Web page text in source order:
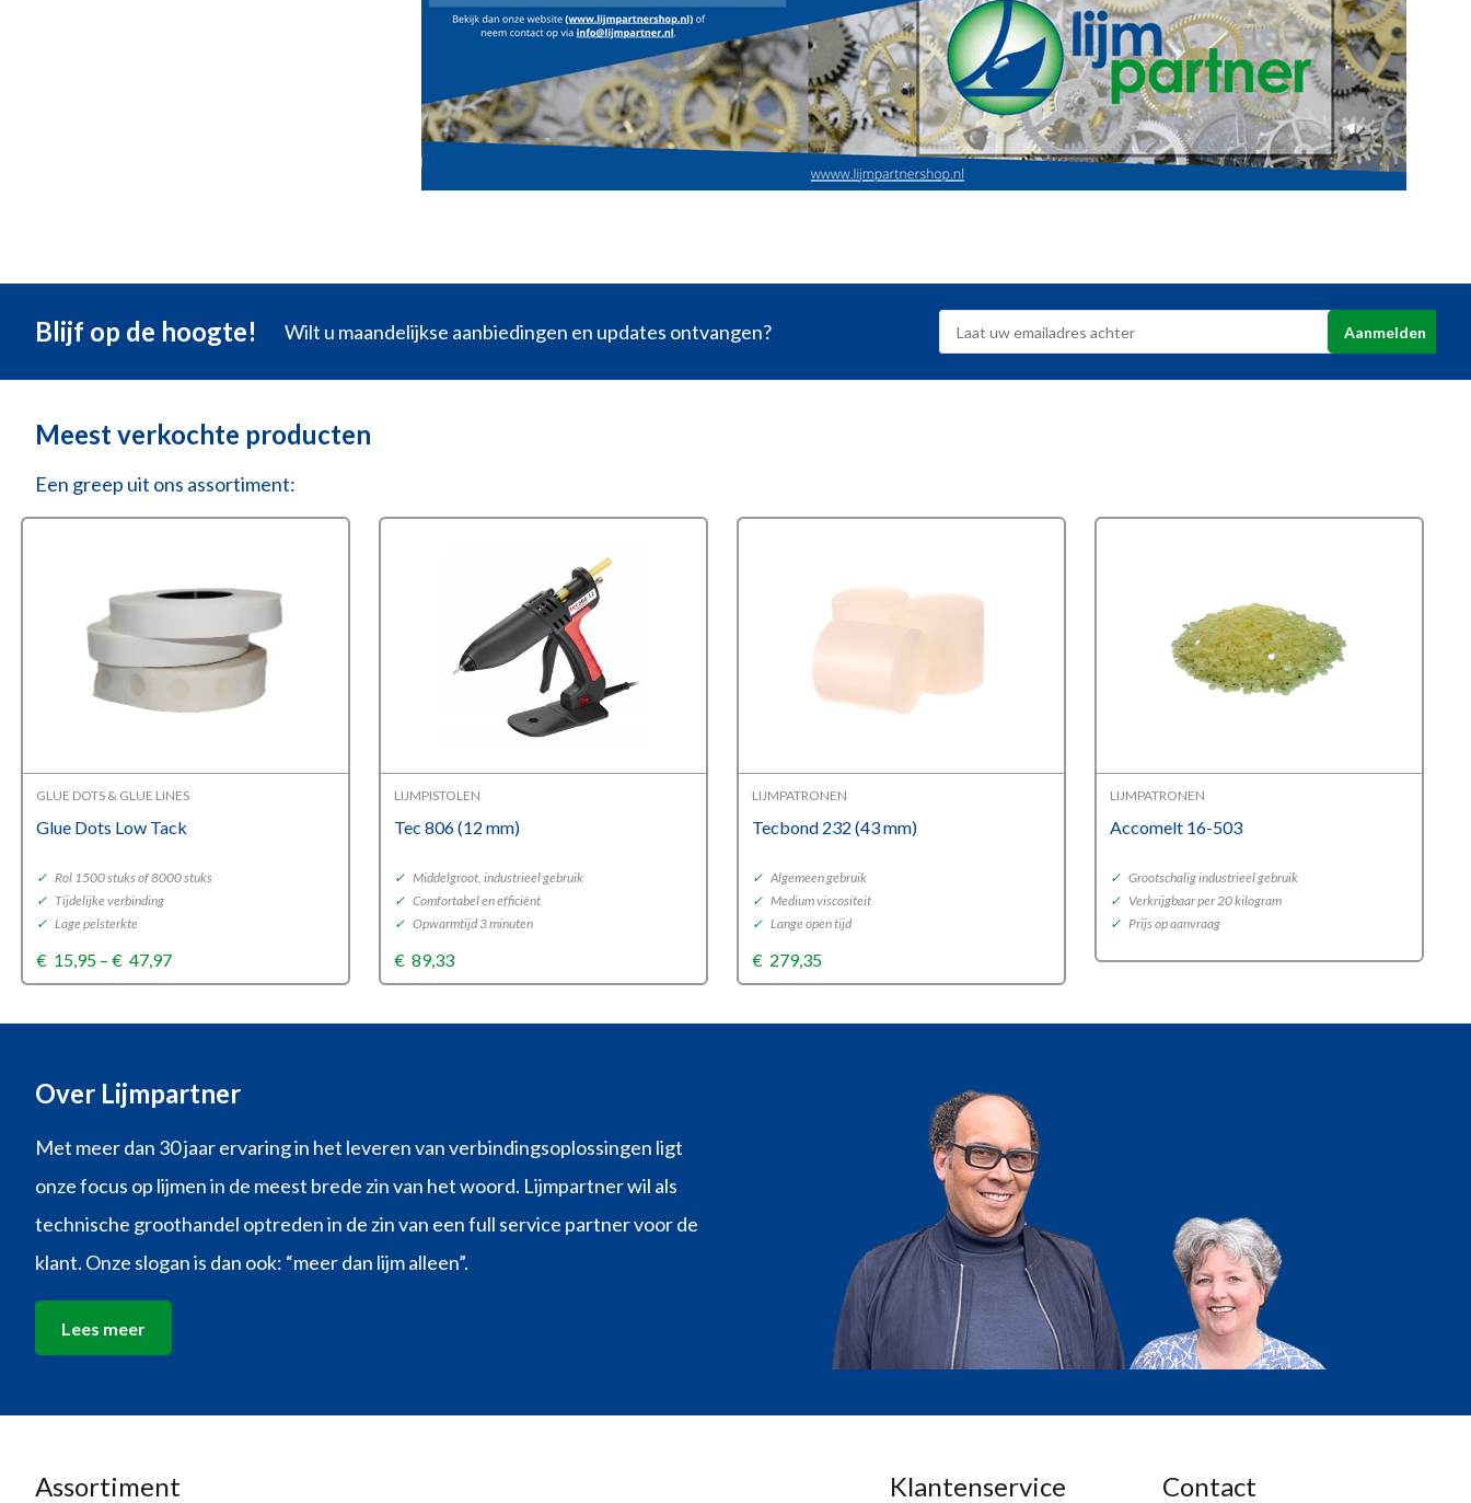
Blijf op de hoogte! Wilt u maandelijkse aanbiedingen en updates ontvangen?
Meest verkochte producten
Een greep uit ons assortiment:
GLUE DOTS & GLUE LINES
Glue Dots Low Tack
✓ Rol 1500 stuks of 8000 stuks
✓ Tijdelijke verbinding
✓ Lage pelsterkte
€ 15,95 – € 47,97Price
range:
through
LIJMPISTOLEN
Tec 806 (12 mm)
✓ Middelgroot, industrieel gebruik
✓ Comfortabel en efficiënt
✓ Opwarmtijd 3 minuten
€ 89,33
LIJMPATRONEN
Tecbond 232 (43 mm)
✓ Algemeen gebruik
✓ Medium viscositeit
✓ Lange open tijd
€ 279,35
LIJMPATRONEN
Accomelt 16-503
✓ Grootschalig industrieel gebruik
✓ Verkrijgbaar per 20 kilogram
✓ Prijs op aanvraag
Over Lijmpartner
Met meer dan 30 jaar ervaring in het leveren van verbindingsoplossingen ligt
onze focus op lijmen in de meest brede zin van het woord. Lijmpartner wil als
technische groothandel optreden in de zin van een full service partner voor de
klant. Onze slogan is dan ook: “meer dan lijm alleen”.
Lees meer
Assortiment Klantenservice Contact